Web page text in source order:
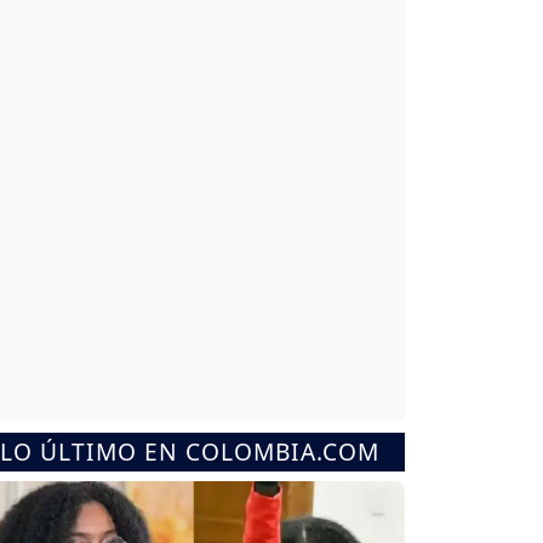
LO ÚLTIMO EN COLOMBIA.COM